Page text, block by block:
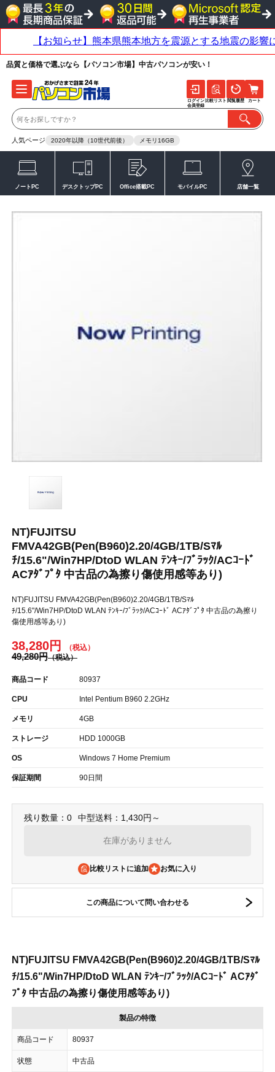
品質と価格で選ぶなら【パソコン市場】中古パソコンが安い！
人気ページ 2020年以降（10世代前後） メモリ16GB
ログイン
会員登録
比較リスト 閲覧履歴 カート
ノートPC デスクトップPC Office搭載PC モバイルPC 店舗一覧
NT)FUJITSU
FMVA42GB(Pen(B960)2.20/4GB/1TB/Sﾏﾙ
ﾁ/15.6"/Win7HP/DtoD WLAN ﾃﾝｷｰ/ﾌﾞﾗｯｸ/ACｺｰﾄﾞ
ACｱﾀﾞﾌﾟﾀ 中古品の為擦り傷使用感等あり)
NT)FUJITSU FMVA42GB(Pen(B960)2.20/4GB/1TB/Sﾏﾙ
ﾁ/15.6"/Win7HP/DtoD WLAN ﾃﾝｷｰ/ﾌﾞﾗｯｸ/ACｺｰﾄﾞ ACｱﾀﾞﾌﾟﾀ 中古品の為擦り
傷使用感等あり)
38,280円
49,280円
商品コード 80937
CPU Intel Pentium B960 2.2GHz
メモリ 4GB
ストレージ HDD 1000GB
OS Windows 7 Home Premium
保証期間 90日間
残り数量：0 中型送料：1,430円～
在庫がありません
比較リストに追加
この商品について問い合わせる
NT)FUJITSU FMVA42GB(Pen(B960)2.20/4GB/1TB/Sﾏﾙ
ﾁ/15.6"/Win7HP/DtoD WLAN ﾃﾝｷｰ/ﾌﾞﾗｯｸ/ACｺｰﾄﾞ ACｱﾀﾞ
ﾌﾟﾀ 中古品の為擦り傷使用感等あり)
製品の特徴
商品コード 80937
状態 中古品